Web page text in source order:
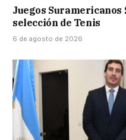
Juegos Suramericanos
selección de Tenis
6 de agosto de 2026